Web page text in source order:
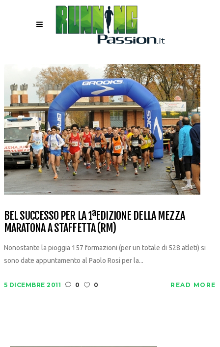
BEL SUCCESSO PER LA 1ªEDIZIONE DELLA MEZZA
MARATONA A STAFFETTA (RM)
Nonostante la pioggia 157 formazioni (per un totale di 528 atleti) si
sono date appuntamento al Paolo Rosi per la...
5 DICEMBRE 2011 0 0 READ MORE